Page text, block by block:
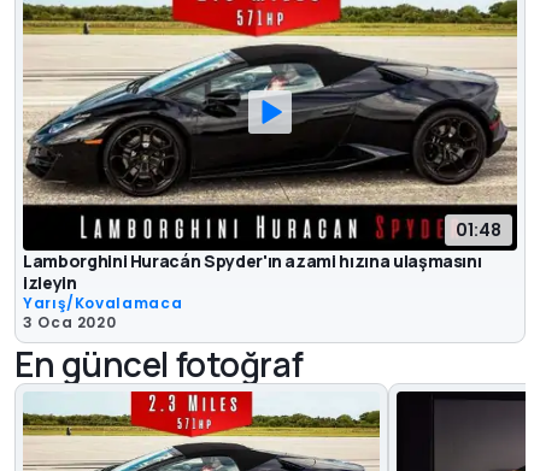
01:48
Lamborghini Huracán Spyder'ın azami hızına ulaşmasını
izleyin
Yarış/Kovalamaca
3 Oca 2020
En güncel fotoğraf